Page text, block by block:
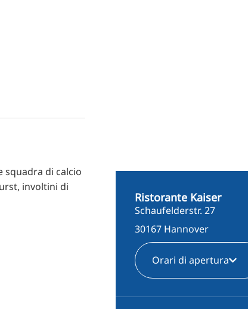
squadra di calcio
involtini di
Ristorante Kaiser
Schaufelderstr. 27
30167 Hannover
Orari di apertura